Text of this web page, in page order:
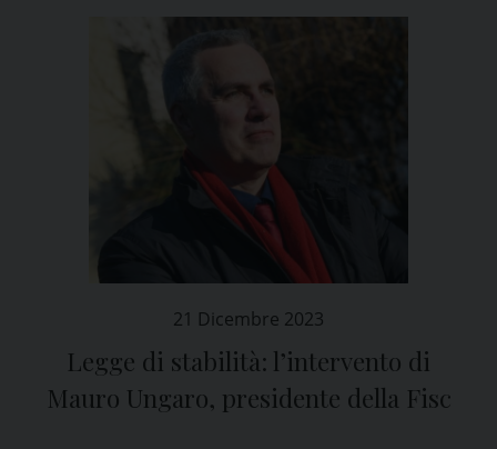
21 Dicembre 2023
Legge di stabilità: l’intervento di
Mauro Ungaro, presidente della Fisc